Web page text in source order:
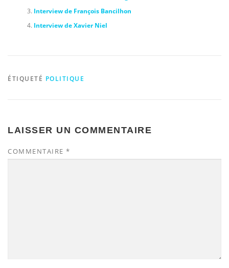
Interview de François Bancilhon
Interview de Xavier Niel
ÉTIQUETÉ POLITIQUE
LAISSER UN COMMENTAIRE
COMMENTAIRE *